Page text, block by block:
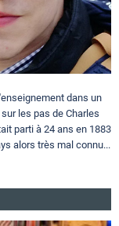
dans un
les pas de Charles
parti à 24 ans en 1883
alors très mal connu...